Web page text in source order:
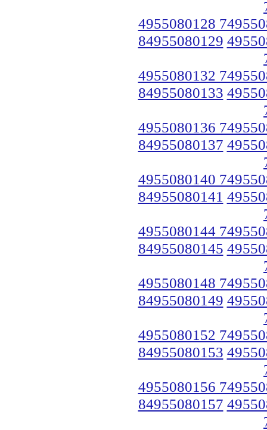
4955080128
84955080129
4955080132
84955080133
4955080136
84955080137
4955080140
84955080141
4955080144
84955080145
4955080148
84955080149
4955080152
84955080153
4955080156
84955080157